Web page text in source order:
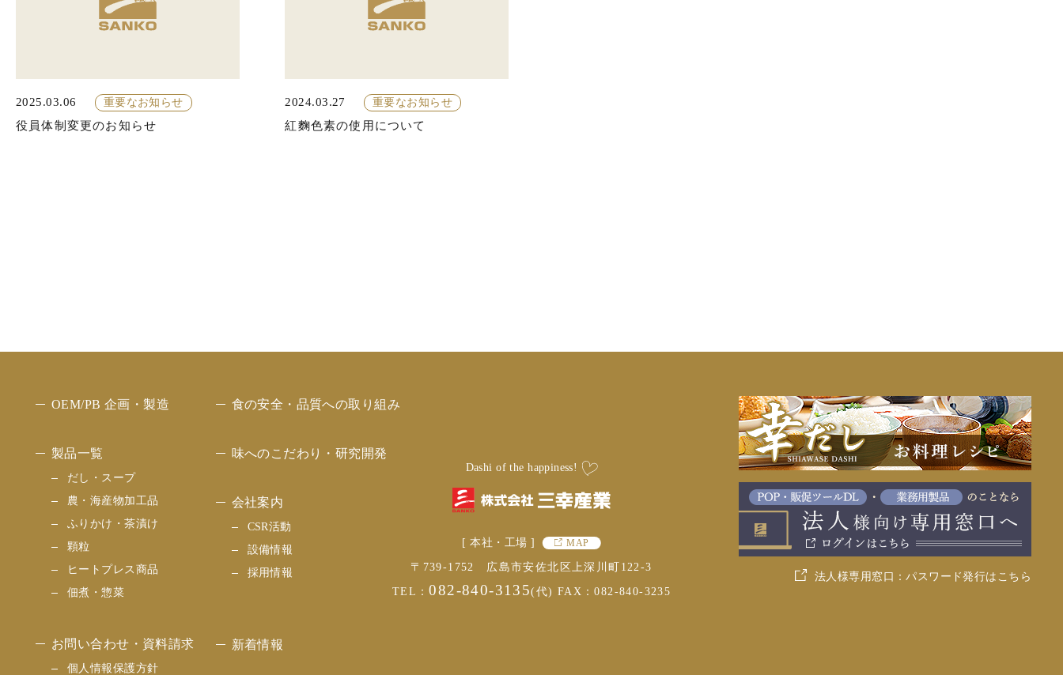
2025.03.06 重要なお知らせ
役員体制変更のお知らせ
2024.03.27 重要なお知らせ
紅麴色素の使用について
OEM/PB 企画・製造
製品一覧
だし・スープ
農・海産物加工品
ふりかけ・茶漬け
顆粒
ヒートプレス商品
佃煮・惣菜
お問い合わせ・ 資料請求
個人情報保護方針
食の安全・ 品質への取り組み
味へのこだわり・ 研究開発
会社案内
CSR活動
設備情報
採用情報
新着情報
法人様専用窓口：パスワード発行はこちら
Dashi of the happiness!
[ 本社・工場 ] MAP
〒739-1752 広島市安佐北区上深川町122-3
TEL：082-840-3135(代) FAX：082-840-3235